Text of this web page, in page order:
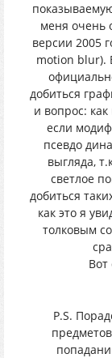
меня очень
версии 2005
motion blur).
добиться
и вопрос:
если
псевдо
выгляда,
светлое
добиться
как это я
толковым
Вот
P.S.